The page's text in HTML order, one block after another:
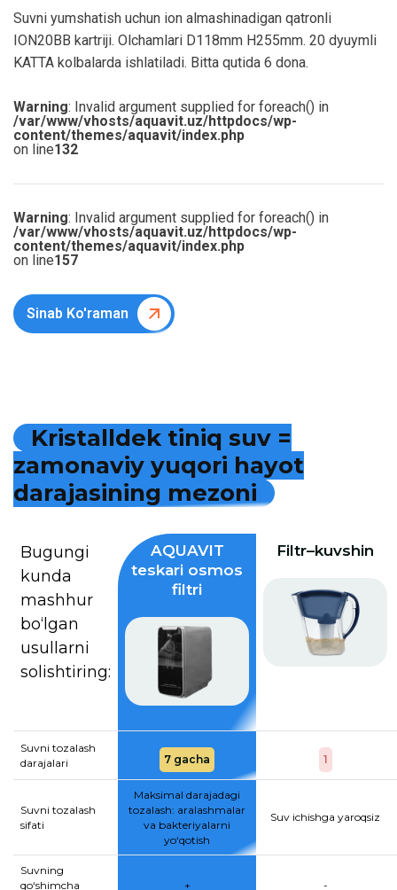
Suvni yumshatish uchun ion almashinadigan qatronli
ION20BB kartriji. Olchamlari D118mm H255mm. 20 dyuymli
KATTA kolbalarda ishlatiladi. Bitta qutida 6 dona.
Warning: Invalid argument supplied for foreach() in
/var/www/vhosts/aquavit.uz/httpdocs/wp-
content/themes/aquavit/index.php
on line132
Warning: Invalid argument supplied for foreach() in
/var/www/vhosts/aquavit.uz/httpdocs/wp-
content/themes/aquavit/index.php
on line157
Sinab Ko'raman
Kristalldek tiniq suv =
zamonaviy yuqori hayot
darajasining mezoni
Bugungi
kunda
mashhur
bo‘lgan
usullarni
solishtiring:
AQUAVIT
teskari osmos
filtri
Filtr–kuvshin
Suvni tozalash
darajalari
7 gacha 1
Suvni tozalash
sifati
Maksimal darajadagi
tozalash: aralashmalar
va bakteriyalarni
yo‘qotish
Suv ichishga yaroqsiz
Suvning
qo‘shimcha
+ -